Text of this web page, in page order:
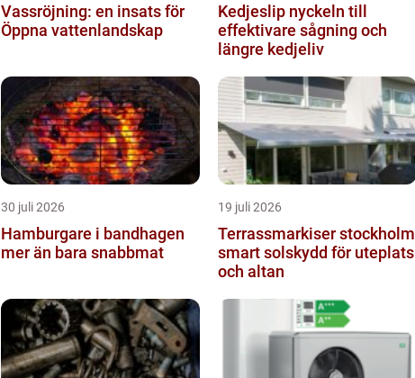
Vassröjning: en insats för
Öppna vattenlandskap
Kedjeslip nyckeln till
effektivare sågning och
längre kedjeliv
30 juli 2026
Hamburgare i bandhagen
mer än bara snabbmat
19 juli 2026
Terrassmarkiser stockholm
smart solskydd för uteplats
och altan